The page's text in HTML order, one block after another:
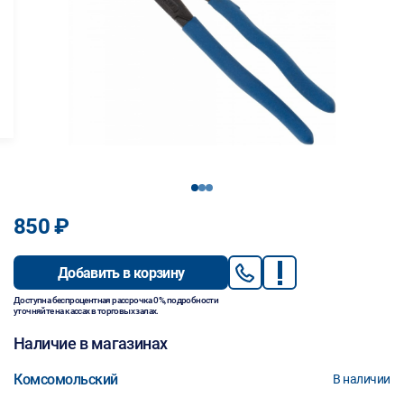
123
850 ₽
Добавить в корзину
Доступна беспроцентная рассрочка 0%, подробности
уточняйте на кассах в торговых залах.
Наличие в магазинах
Комсомольский В наличии